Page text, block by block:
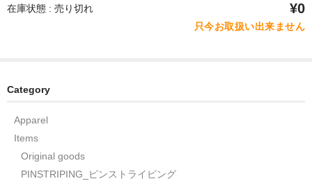
在庫状態 : 売り切れ ¥0
只今お取扱い出来ません
Category
Apparel
Items
Original goods
PINSTRIPING_ピンストライピング